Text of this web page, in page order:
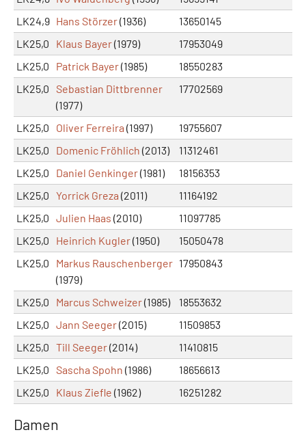
LK24,9 Hans Störzer(1936)
13650145
LK25,0
Klaus Bayer(1979)
17953049
LK25,0
Patrick Bayer(1985)
18550283
LK25,0 Sebastian Dittbrenner
(1977)
17702569
LK25,0 Oliver Ferreira (1997)
19755607
LK25,0
Domenic Fröhlich (2013)
11312461
LK25,0
Daniel Genkinger(1981)
18156353
LK25,0 Yorrick Greza (2011)
11164192
LK25,0 Julien Haas (2010)
11097785
LK25,0
Heinrich Kugler(1950)
15050478
LK25,0
Markus Rauschenberger
(1979)
17950843
LK25,0 Marcus Schweizer(1985)
18553632
LK25,0 Jann Seeger(2015)
11509853
LK25,0 Till Seeger(2014)
11410815
LK25,0 Sascha Spohn (1986)
18656613
LK25,0
Klaus Ziefle (1962) 16251282
Damen